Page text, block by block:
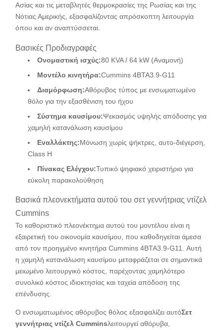
Ασίας και τις μεταβλητές θερμοκρασίες της Ρωσίας και της
Νότιας Αμερικής, εξασφαλίζοντας απρόσκοπτη λειτουργία
όπου και αν αναπτύσσεται.
Βασικές Προδιαγραφές
Ονομαστική ισχύς:80 KVA / 64 kW (Αναμονή)
Μοντέλο κινητήρα:Cummins 4BTA3.9-G11
Διαμόρφωση:Αθόρυβος τύπος με ενσωματωμένο
θόλο για την εξασθένιση του ήχου
Σύστημα καυσίμου:Ψεκασμός υψηλής απόδοσης για
χαμηλή κατανάλωση καυσίμου
Εναλλάκτης:Μόνωση χωρίς ψήκτρες, αυτο-διέγερση,
Class H
Πίνακας Ελέγχου:Τυπικό ψηφιακό χειριστήριο για
εύκολη παρακολούθηση
Βασικά πλεονεκτήματα αυτού του σετ γεννήτριας ντίζελ
Cummins
Το καθοριστικό πλεονέκτημα αυτού του μοντέλου είναι η
εξαιρετική του οικονομία καυσίμου, που καθοδηγείται άμεσα
από τον προηγμένο κινητήρα Cummins 4BTA3.9-G11. Αυτή
η χαμηλή κατανάλωση καυσίμου μεταφράζεται σε σημαντικά
μειωμένο λειτουργικό κόστος, παρέχοντας χαμηλότερο
συνολικό κόστος ιδιοκτησίας και ταχεία απόδοση της
επένδυσης.
Ο ενσωματωμένος αθόρυβος θόλος εξασφαλίζει αυτόΣετ
γεννήτριας ντίζελ Cumminsλειτουργεί αθόρυβα,